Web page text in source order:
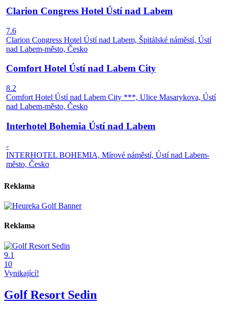
Clarion Congress Hotel Ústí nad Labem
7.6
Clarion Congress Hotel Ústí nad Labem, Špitálské náměstí, Ústí
nad Labem-město, Česko
Comfort Hotel Ústí nad Labem City
8.2
Comfort Hotel Ústí nad Labem City ***, Ulice Masarykova, Ústí
nad Labem-město, Česko
Interhotel Bohemia Ústí nad Labem
-
INTERHOTEL BOHEMIA, Mírové náměstí, Ústí nad Labem-
město, Česko
Reklama
Reklama
9.1
10
Vynikající!
Golf Resort Sedin